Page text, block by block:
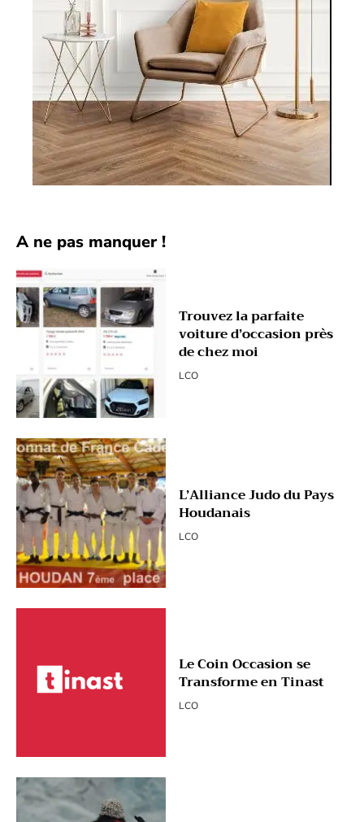
A ne pas manquer !
Trouvez la parfaite
voiture d’occasion près
de chez moi
LCO
L’Alliance Judo du Pays
Houdanais
LCO
Le Coin Occasion se
Transforme en Tinast
LCO